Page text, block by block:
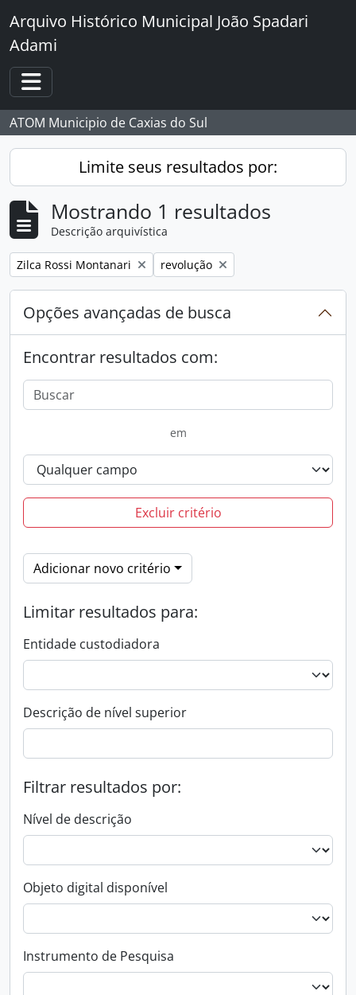
Skip to main content
Arquivo Histórico Municipal João Spadari
Adami
Toggle navigation
ATOM Municipio de Caxias do Sul
Limite seus resultados por:
Mostrando 1 resultados
Descrição arquivística
Remover filtro:
Zilca Rossi Montanari Remover filtro:
revolução
Opções avançadas de busca
Encontrar resultados com:
em
Excluir critério
Adicionar novo critério
Limitar resultados para:
Entidade custodiadora
Descrição de nível superior
Filtrar resultados por:
Nível de descrição
Objeto digital disponível
Instrumento de Pesquisa